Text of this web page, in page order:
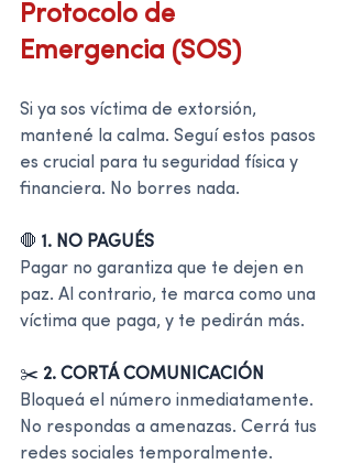
Protocolo de
Emergencia (SOS)
Si ya sos víctima de extorsión,
mantené la calma. Seguí estos pasos
es crucial para tu seguridad física y
financiera. No borres nada.
🛑 1. NO PAGUÉS
Pagar no garantiza que te dejen en
paz. Al contrario, te marca como una
víctima que paga, y te pedirán más.
✂️ 2. CORTÁ COMUNICACIÓN
Bloqueá el número inmediatamente.
No respondas a amenazas. Cerrá tus
redes sociales temporalmente.